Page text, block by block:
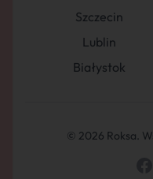
Szczecin
Lublin
Białystok
© 2026 Roksa.